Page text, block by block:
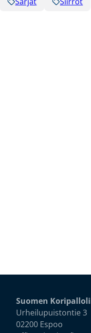
Suomen
Urheilupuistontie 3
02200 Espoo